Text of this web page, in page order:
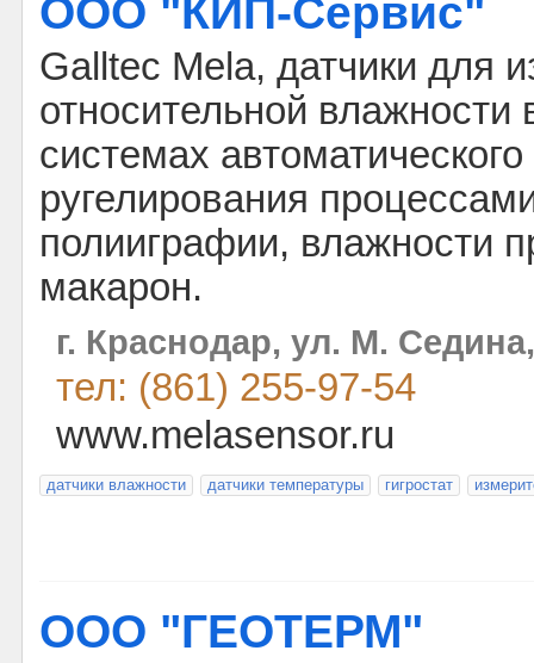
ООО "КИП-Сервис"
Galltec Mela, датчики для
относительной влажности
системах
ругелирования
полииграфии, влажности
макарон.
г. Краснодар, ул. М.
тел: (861) 255-97-54
www.melasensor.ru
датчики влажности датчики температуры гигростат
ООО "ГЕОТЕРМ"